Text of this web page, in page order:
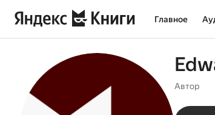
Главное
Автор